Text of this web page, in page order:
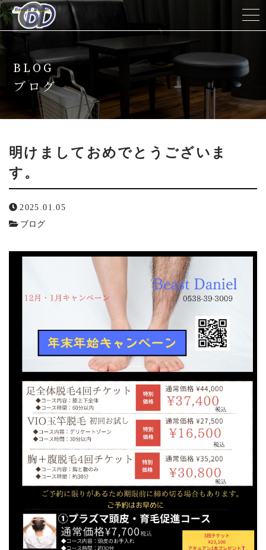
ホーム
当サロンについて
メニュー
キャンペーン
脱毛の流れ
スタッフ紹介
お問い合わせ
CONTACT
脱毛で、清潔感のある男に。
メールでの受付
お問い合わせフォーム
24時間受付中
お電話での受付
0538-39-3009
受付時間 10:30～19:00（日曜定休）
BLOG
ブログ
明けましておめでとうございま
す。
2025.01.05
ブログ